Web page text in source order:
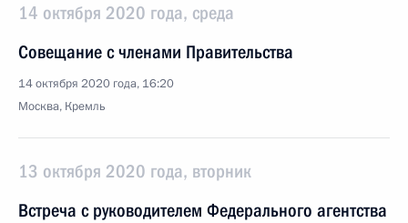
14 октября 2020 года, среда
Совещание с членами Правительства
14 октября 2020 года, 16:20
Москва, Кремль
13 октября 2020 года, вторник
Встреча с руководителем Федерального агентства